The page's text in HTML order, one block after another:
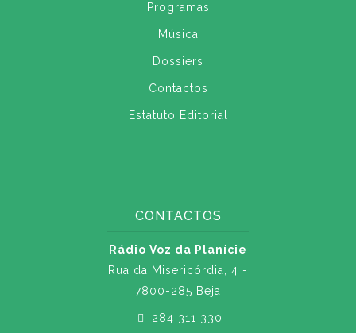
Programas
Música
Dossiers
Contactos
Estatuto Editorial
CONTACTOS
Rádio Voz da Planície
Rua da Misericórdia, 4 -
7800-285 Beja
284 311 330